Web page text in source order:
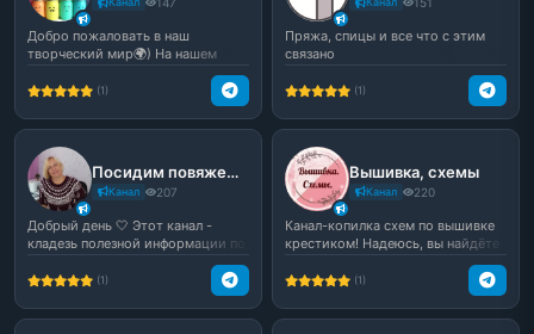
Добро пожаловать в наш
творческий мир🌍) На нашем
канале вы найдете много инте...
(1)
Пряжа, спицы и все что с этим
связано
(1)
Посидим повяжем | Канал по вязанию
Канал 207
Добрый день 🤍 Этот канал -
кладезь полезной информации по
(1)
Вышивка, схемы
Канал 220
Канал-копилка схем по вышивке
крестиком! Надеюсь, вы найдёте
(1)